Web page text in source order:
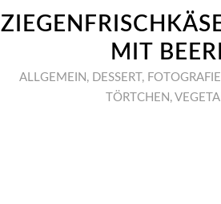
MIT
ALLGEMEIN , DESSERT, FOTOGRAFIE
TÖRTCHEN ,